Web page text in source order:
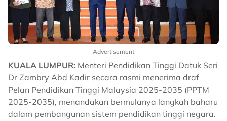
Advertisement
KUALA LUMPUR: Menteri Pendidikan Tinggi Datuk Seri
Dr Zambry Abd Kadir secara rasmi menerima draf
Pelan Pendidikan Tinggi Malaysia 2025-2035 (PPTM
2025-2035), menandakan bermulanya langkah baharu
dalam pembangunan sistem pendidikan tinggi negara.